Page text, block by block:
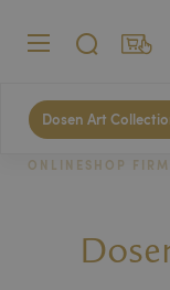
MENÜ SUCHE
Dosen Art
ONLINESHOP